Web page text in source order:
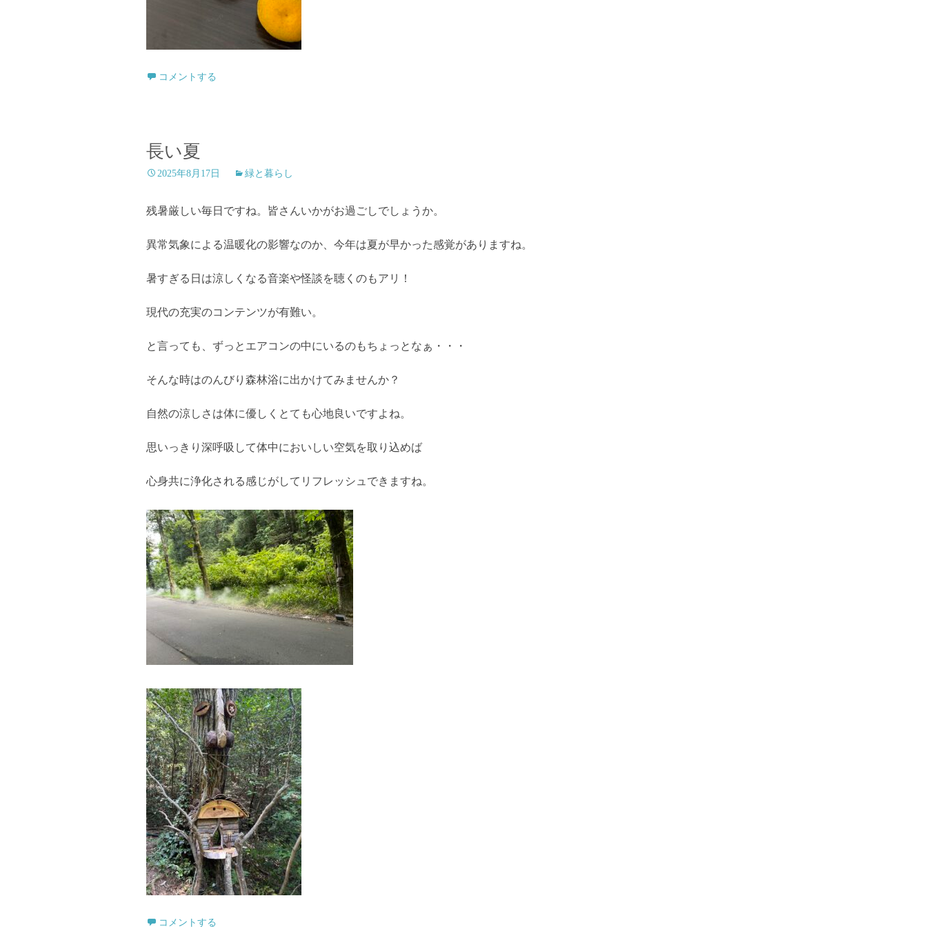
コメントする
長い夏
2025年8月17日 緑と暮らし
残暑厳しい毎日ですね。皆さんいかがお過ごしでしょうか。
異常気象による温暖化の影響なのか、今年は夏が早かった感覚がありますね。
暑すぎる日は涼しくなる音楽や怪談を聴くのもアリ！
現代の充実のコンテンツが有難い。
と言っても、ずっとエアコンの中にいるのもちょっとなぁ・・・
そんな時はのんびり森林浴に出かけてみませんか？
自然の涼しさは体に優しくとても心地良いですよね。
思いっきり深呼吸して体中においしい空気を取り込めば
心身共に浄化される感じがしてリフレッシュできますね。
コメントする